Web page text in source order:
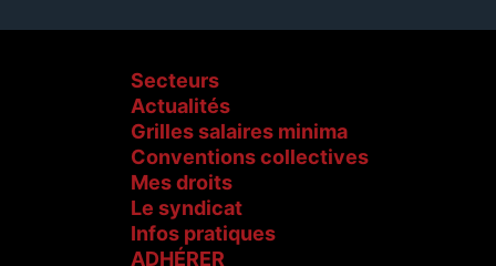
Secteurs
Actualités
Grilles salaires minima
Conventions collectives
Mes droits
Le syndicat
Infos pratiques
ADHÉRER